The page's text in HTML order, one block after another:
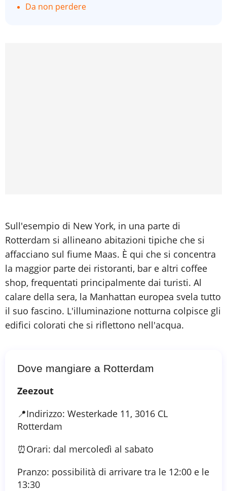
Da non perdere
Sull'esempio di New York, in una parte di
Rotterdam si allineano abitazioni tipiche che si
affacciano sul fiume Maas. È qui che si concentra
la maggior parte dei ristoranti, bar e altri coffee
shop, frequentati principalmente dai turisti. Al
calare della sera, la Manhattan europea svela tutto
il suo fascino. L'illuminazione notturna colpisce gli
edifici colorati che si riflettono nell'acqua.
Dove mangiare a Rotterdam
Zeezout
📍Indirizzo: Westerkade 11, 3016 CL
Rotterdam
⏰Orari: dal mercoledì al sabato
Pranzo: possibilità di arrivare tra le 12:00 e le
13:30